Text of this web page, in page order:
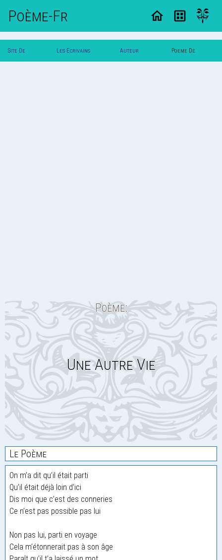
Poème-Fr
Site De Les Ecrivains Auteur Poeme De
Poème:
Une Autre Vie
Le Poème
On m’a dit qu’il était parti
Qu’il était déjà loin d’ici
Dis moi que c’est des conneries
Ce n’est pas possible pas lui
Non pas lui, parti en voyage
Cela m’étonnerait pas à son âge